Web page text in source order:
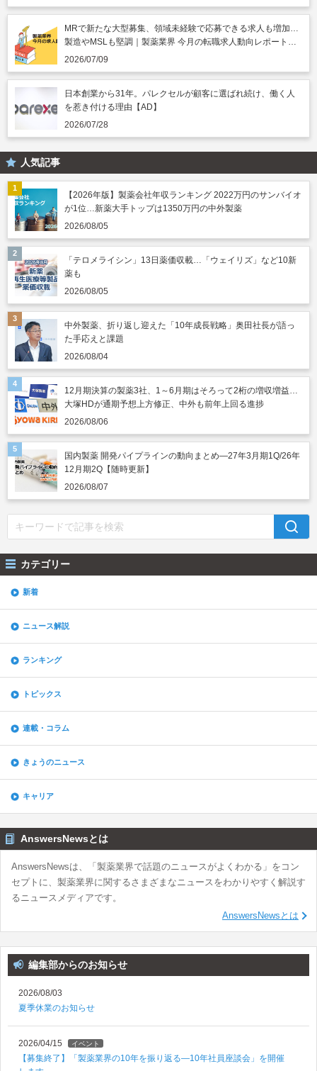
MRで新たな大型募集、領域未経験で応募できる求人も増加…
製造やMSLも堅調｜製薬業界 今月の転職求人動向レポート
（2026年7月）
2026/07/09
日本創業から31年。パレクセルが顧客に選ばれ続け、働く人
を惹き付ける理由【AD】
2026/07/28
人気記事
【2026年版】製薬会社年収ランキング 2022万円のサンバイオ
が1位…新薬大手トップは1350万円の中外製薬
2026/08/05
「テロメライシン」13日薬価収載…「ウェイリズ」など10新
薬も
2026/08/05
中外製薬、折り返し迎えた「10年成長戦略」奥田社長が語っ
た手応えと課題
2026/08/04
12月期決算の製薬3社、1～6月期はそろって2桁の増収増益…
大塚HDが通期予想上方修正、中外も前年上回る進捗
2026/08/06
国内製薬 開発パイプラインの動向まとめ―27年3月期1Q/26年
12月期2Q【随時更新】
2026/08/07
カテゴリー
新着
ニュース解説
ランキング
トピックス
連載・コラム
きょうのニュース
キャリア
AnswersNewsとは
AnswersNewsは、「製薬業界で話題のニュースがよくわかる」をコン
セプトに、製薬業界に関するさまざまなニュースをわかりやすく解説す
るニュースメディアです。
AnswersNewsとは
編集部からのお知らせ
2026/08/03
夏季休業のお知らせ
2026/04/15 イベント
【募集終了】「製薬業界の10年を振り返る―10年社員座談会」を開催